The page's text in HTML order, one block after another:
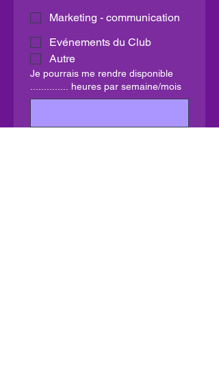
Marketing - communication
Evénements du Club
Autre
Je pourrais me rendre disponible
.............. heures par semaine/mois